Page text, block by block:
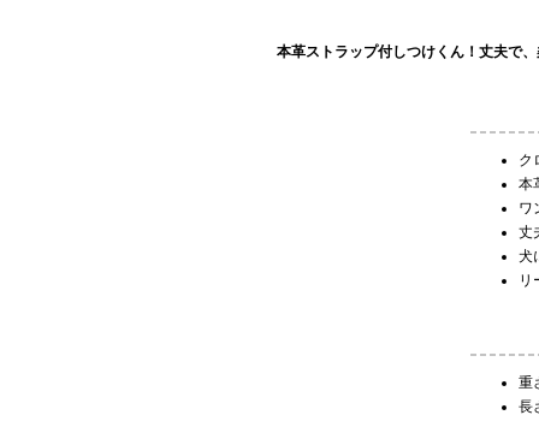
本革ストラップ付しつけくん！丈夫で
ク
本
ワ
丈
犬
リ
重
長